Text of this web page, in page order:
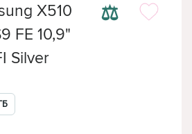
⚖
X510
FE 10,9"
Silver